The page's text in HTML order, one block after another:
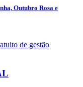
Outubro Rosa e